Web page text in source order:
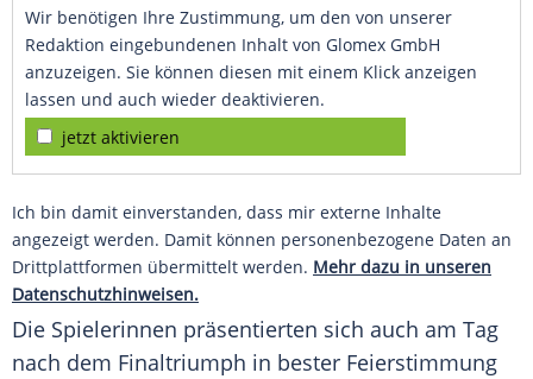
Wir benötigen Ihre Zustimmung, um den von unserer
Redaktion eingebundenen Inhalt von Glomex GmbH
anzuzeigen. Sie können diesen mit einem Klick anzeigen
lassen und auch wieder deaktivieren.
jetzt aktivieren
Ich bin damit einverstanden, dass mir externe Inhalte
angezeigt werden. Damit können personenbezogene Daten an
Drittplattformen übermittelt werden. Mehr dazu in unseren
Datenschutzhinweisen.
Die Spielerinnen präsentierten sich auch am Tag
nach dem Finaltriumph in bester Feierstimmung